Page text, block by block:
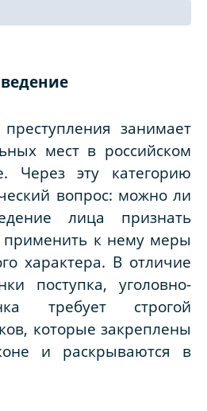
занимает
мест в российском
Через эту категорию
вопрос: можно ли
лица признать
применить к нему меры
характера. В отличие
поступка, уголовно-
требует строгой
которые закреплены
и раскрываются в